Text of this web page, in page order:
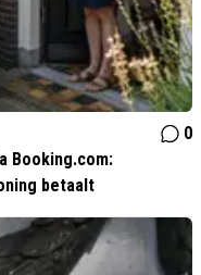
0
Booking.com:
betaalt